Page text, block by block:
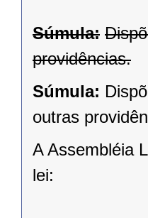
Súmula:
providências.
Súmula:
outras
A Assembléia
lei: